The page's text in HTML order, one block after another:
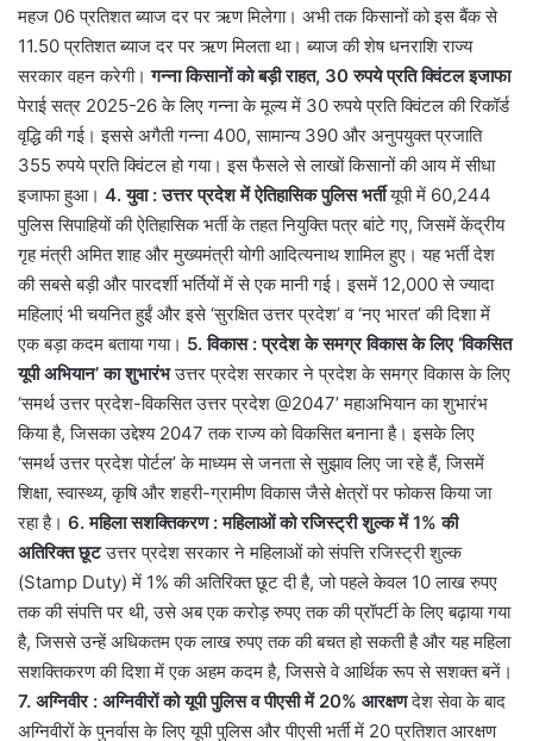
महज 06 प्रतिशत ब्याज दर पर ऋण मिलेगा। अभी तक किसानों को इस बैंक से
11.50 प्रतिशत ब्याज दर पर ऋण मिलता था। ब्याज की शेष धनराशि राज्य
सरकार वहन करेगी।गन्ना किसानों को बड़ी राहत, 30 रुपये प्रति क्विंटल इजाफा
पेराई सत्र 2025-26 के लिए गन्ना के मूल्य में 30 रुपये प्रति क्विंटल की रिकॉर्ड
वृद्धि की गई। इससे अगैती गन्ना 400, सामान्य 390 और अनुपयुक्त प्रजाति
355 रुपये प्रति क्विंटल हो गया। इस फैसले से लाखों किसानों की आय में सीधा
इजाफा हुआ। 4. युवा : उत्तर प्रदेश में ऐतिहासिक पुलिस भर्तीयूपी में 60,244
पुलिस सिपाहियों की ऐतिहासिक भर्ती के तहत नियुक्ति पत्र बांटे गए, जिसमें केंद्रीय
गृह मंत्री अमित शाह और मुख्यमंत्री योगी आदित्यनाथ शामिल हुए। यह भर्ती देश
की सबसे बड़ी और पारदर्शी भर्तियों में से एक मानी गई। इसमें 12,000 से ज्यादा
महिलाएं भी चयनित हुईं और इसे ‘सुरक्षित उत्तर प्रदेश’ व ‘नए भारत’ की दिशा में
एक बड़ा कदम बताया गया। 5. विकास : प्रदेश के समग्र विकास के लिए ‘विकसित
यूपी अभियान’ का शुभारंभउत्तर प्रदेश सरकार ने प्रदेश के समग्र विकास के लिए
‘समर्थ उत्तर प्रदेश-विकसित उत्तर प्रदेश @2047’ महाअभियान का शुभारंभ
किया है, जिसका उद्देश्य 2047 तक राज्य को विकसित बनाना है। इसके लिए
‘समर्थ उत्तर प्रदेश पोर्टल’ के माध्यम से जनता से सुझाव लिए जा रहे हैं, जिसमें
शिक्षा, स्वास्थ्य, कृषि और शहरी-ग्रामीण विकास जैसे क्षेत्रों पर फोकस किया जा
रहा है। 6. महिला सशक्तिकरण : महिलाओं को रजिस्ट्री शुल्क में 1% की
अतिरिक्त छूटउत्तर प्रदेश सरकार ने महिलाओं को संपत्ति रजिस्ट्री शुल्क
(Stamp Duty) में 1% की अतिरिक्त छूट दी है, जो पहले केवल 10 लाख रुपए
तक की संपत्ति पर थी, उसे अब एक करोड़ रुपए तक की प्रॉपर्टी के लिए बढ़ाया गया
है, जिससे उन्हें अधिकतम एक लाख रुपए तक की बचत हो सकती है और यह महिला
सशक्तिकरण की दिशा में एक अहम कदम है, जिससे वे आर्थिक रूप से सशक्त बनें।
7. अग्निवीर : अग्निवीरों को यूपी पुलिस व पीएसी में 20% आरक्षणदेश सेवा के बाद
अग्निवीरों के पुनर्वास के लिए यूपी पुलिस और पीएसी भर्ती में 20 प्रतिशत आरक्षण